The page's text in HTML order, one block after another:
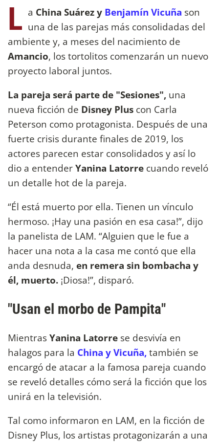
L a China Suárez y Benjamín Vicuña son
una de las parejas más consolidadas del
ambiente y, a meses del nacimiento de
Amancio, los tortolitos comenzarán un nuevo
proyecto laboral juntos.
La pareja será parte de "Sesiones", una
nueva ficción de Disney Plus con Carla
Peterson como protagonista. Después de una
fuerte crisis durante finales de 2019, los
actores parecen estar consolidados y así lo
dio a entenderYanina Latorre cuando reveló
un detalle hot de la pareja.
“Él está muerto por ella. Tienen un vínculo
hermoso. ¡Hay una pasión en esa casa!”, dijo
la panelista de LAM. “Alguien que le fue a
hacer una nota a la casa me contó que ella
anda desnuda, en remera sin bombacha y
él, muerto. ¡Diosa!”, disparó.
"Usan el morbo de Pampita"
MientrasYanina Latorre se desvivía en
halagos para la China y Vicuña,también se
encargó de atacar a la famosa pareja cuando
se reveló detalles cómo será la ficción que los
unirá en la televisión.
Tal como informaron en LAM, en la ficción de
Disney Plus, los artistas protagonizarán a una